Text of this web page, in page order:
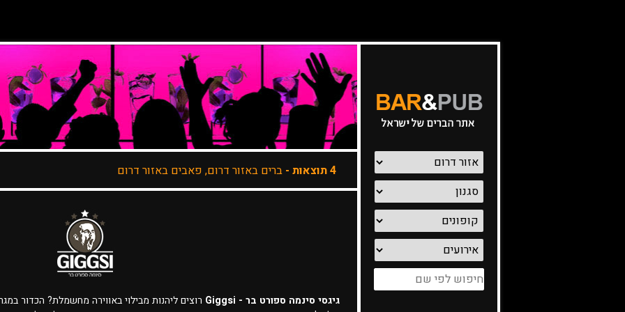
4 תוצאות - ברים באזור דרום, פאבים באזור דרום
גיגסי סינמה ספורט בר - Giggsi
רוצים ליהנות מבילוי באווירה מחשמלת? הכדור